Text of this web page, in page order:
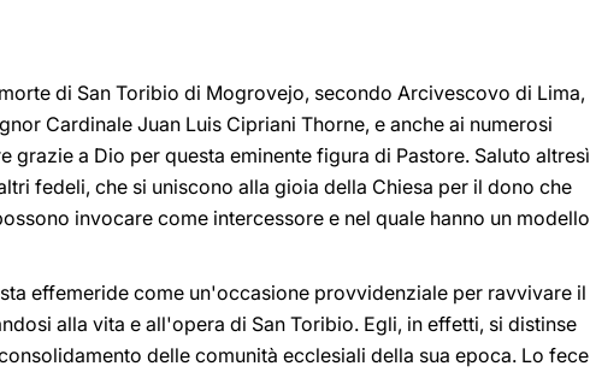
di San Toribio di Mogrovejo, secondo Arcivescovo di Lima,
Cardinale Juan Luis Cipriani Thorne, e anche ai numerosi
a Dio per questa eminente figura di Pastore. Saluto altresì
fedeli, che si uniscono alla gioia della Chiesa per il dono che
invocare come intercessore e nel quale hanno un modello
effemeride come un'occasione provvidenziale per ravvivare il
alla vita e all'opera di San Toribio. Egli, in effetti, si distinse
delle comunità ecclesiali della sua epoca. Lo fece